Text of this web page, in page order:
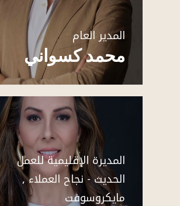
المدير العام
محمد كسواني
المديرة الإقليمية للعمل
الحديث - نجاح العملاء ,
مايكروسوفت